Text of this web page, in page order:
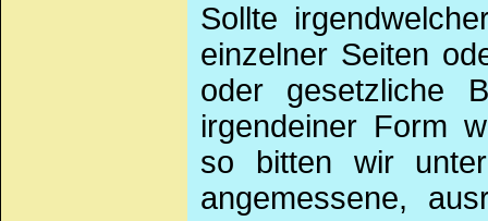
Sollte
einzelner Seiten
oder gesetzliche
irgendeiner Form
so bitten wir
angemessene,